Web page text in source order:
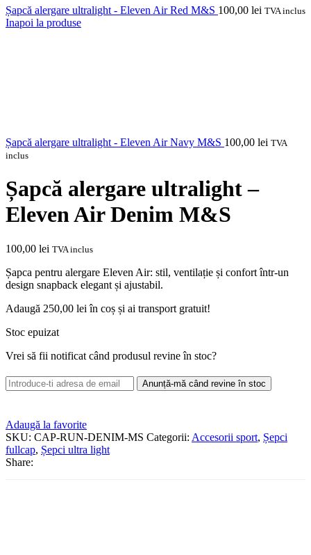
Șapcă alergare ultralight - Eleven Air Red M&S 100,00 lei TVA inclus
Inapoi la produse
Șapcă alergare ultralight - Eleven Air Navy M&S 100,00 lei TVA
inclus
Șapcă alergare ultralight –
Eleven Air Denim M&S
100,00 lei TVA inclus
Șapca pentru alergare Eleven Air: stil, ventilație și confort într-un
design snapback elegant și ajustabil.
Adaugă 250,00 lei în coș și ai transport gratuit!
Stoc epuizat
Vrei să fii notificat când produsul revine în stoc?
Anunță-mă când revine în stoc
Adaugă la favorite
SKU: CAP-RUN-DENIM-MS Categorii: Accesorii sport, Șepci
fullcap, Șepci ultra light
Share: